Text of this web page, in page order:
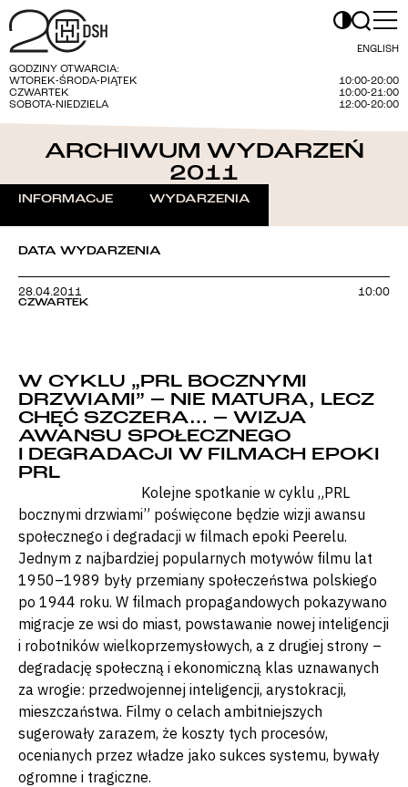
ENGLISH
GODZINY OTWARCIA:
WTOREK-ŚRODA-PIĄTEK
10:00-20:00
CZWARTEK
10:00-21:00
SOBOTA-NIEDZIELA
12:00-20:00
ARCHIWUM WYDARZEŃ
2011
INFORMACJE WYDARZENIA
DATA WYDARZENIA
28.04.2011
CZWARTEK
10:00
W CYKLU „PRL BOCZNYMI
DRZWIAMI” – NIE MATURA, LECZ
CHĘĆ SZCZERA… – WIZJA
AWANSU SPOŁECZNEGO
I DEGRADACJI W FILMACH EPOKI
PRL
Kolejne spotkanie w cyklu „PRL
bocznymi drzwiami” poświęcone będzie wizji awansu
społecznego i degradacji w filmach epoki Peerelu.
Jednym z najbardziej popularnych motywów filmu lat
1950–1989 były przemiany społeczeństwa polskiego
po 1944 roku. W filmach propagandowych pokazywano
migracje ze wsi do miast, powstawanie nowej inteligencji
i robotników wielkoprzemysłowych, a z drugiej strony –
degradację społeczną i ekonomiczną klas uznawanych
za wrogie: przedwojennej inteligencji, arystokracji,
mieszczaństwa. Filmy o celach ambitniejszych
sugerowały zarazem, że koszty tych procesów,
ocenianych przez władze jako sukces systemu, bywały
ogromne i tragiczne.